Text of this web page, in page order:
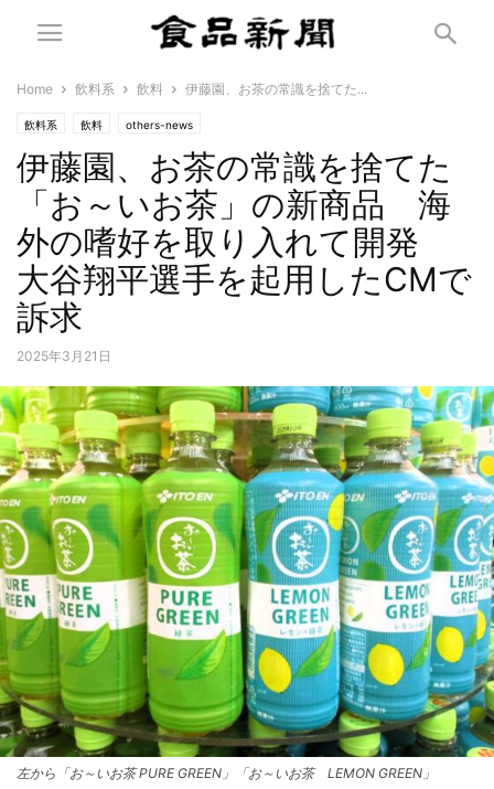
Home 飲料系 飲料 伊藤園、お茶の常識を捨てた...
飲料系 飲料 others-news
伊藤園、お茶の常識を捨てた
「お～いお茶」の新商品 海
外の嗜好を取り入れて開発
大谷翔平選手を起用したCMで
訴求
2025年3月21日
左から「お～いお茶 PURE GREEN」「お～いお茶 LEMON GREEN」